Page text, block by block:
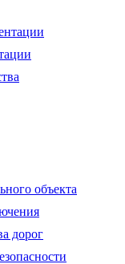
объекта
дорог